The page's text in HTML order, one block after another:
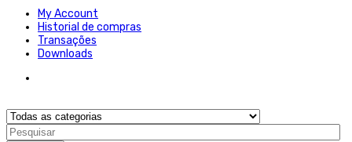
My Account
Historial de compras
Transações
Downloads